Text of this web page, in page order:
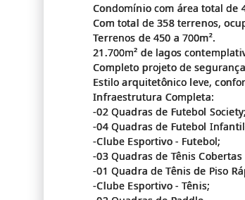
Condomínio com área total de
Com total de 358 terrenos,
Terrenos de 450 a 700m².
21.700m² de lagos
Completo projeto de
Estilo arquitetônico leve,
Infraestrutura Completa:
-02 Quadras de Futebol Society;
-04 Quadras de Futebol
-Clube Esportivo - Futebol;
-03 Quadras de Tênis Cobertas
-01 Quadra de Tênis de Piso
-Clube Esportivo - Tênis;